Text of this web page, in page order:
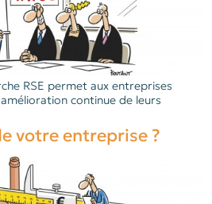
RSE permet aux entreprises
continue de leurs
votre entreprise ?